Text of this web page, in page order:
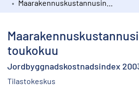
toukokuu
Jordbyggnadskostnadsindex
Tilastokeskus